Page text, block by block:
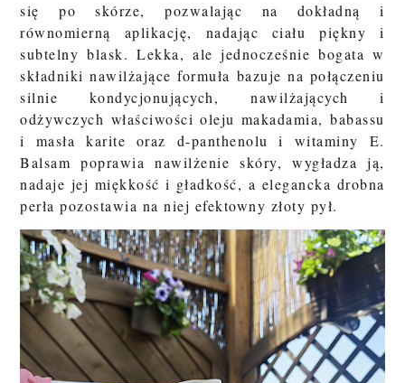
się po skórze, pozwalając na dokładną i
równomierną aplikację, nadając ciału piękny i
subtelny blask. Lekka, ale jednocześnie bogata w
składniki nawilżające formuła bazuje na połączeniu
silnie kondycjonujących, nawilżających i
odżywczych właściwości oleju makadamia, babassu
i masła karite oraz d-panthenolu i witaminy E.
Balsam poprawia nawilżenie skóry, wygładza ją,
nadaje jej miękkość i gładkość, a elegancka drobna
perła pozostawia na niej efektowny złoty pył.